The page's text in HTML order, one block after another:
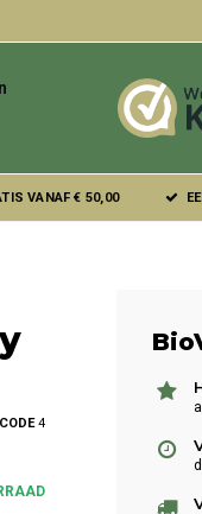
VANAF € 50,00
4